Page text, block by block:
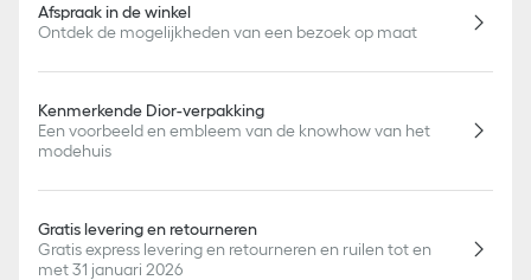
Afspraak in de winkel
Ontdek de mogelijkheden van een bezoek op maat
Kenmerkende Dior-verpakking
Een voorbeeld en embleem van de knowhow van het
modehuis
Gratis levering en retourneren
Gratis express levering en retourneren en ruilen tot en
met 31 januari 2026